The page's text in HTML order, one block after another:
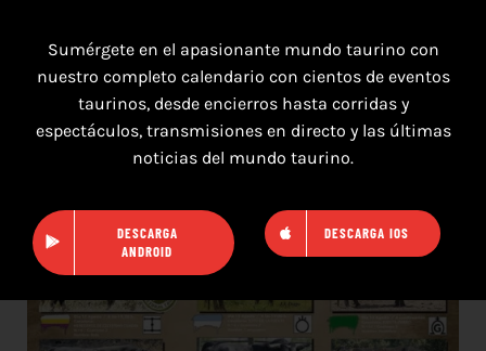
Sumérgete en el apasionante mundo taurino con
nuestro completo calendario con cientos de eventos
taurinos, desde encierros hasta corridas y
espectáculos, transmisiones en directo y las últimas
noticias del mundo taurino.
DESCARGA
ANDROID
DESCARGA IOS